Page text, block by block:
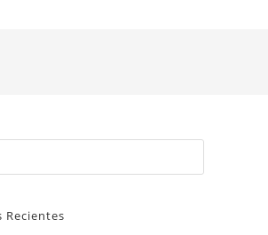
Recientes